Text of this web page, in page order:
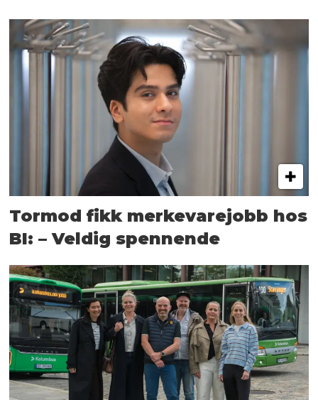
Tormod fikk merkevarejobb hos
BI: – Veldig spennende